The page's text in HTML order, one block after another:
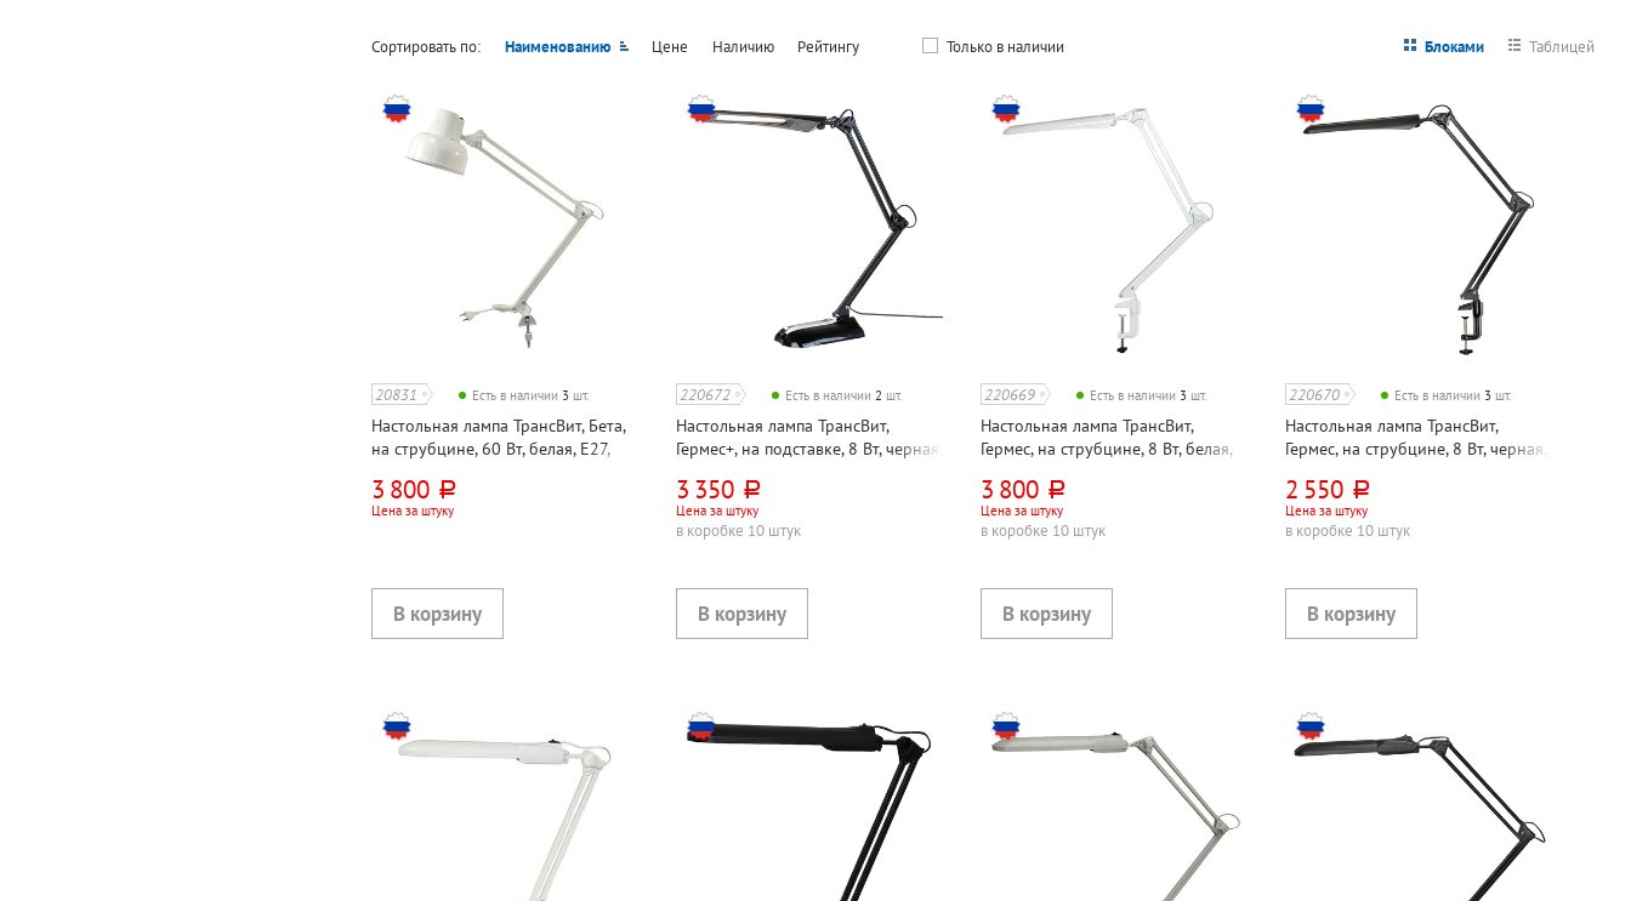
Сортировать по: Наименованию Цене Наличию Рейтингу Только в наличии Блоками Таблицей
20831 Есть в наличии 3 шт.
Настольная лампа ТрансВит, Бета,
на струбцине, 60 Вт, белая, E27,
3 800 руб.
Цена за штуку
220672 Есть в наличии2 шт.
Настольная лампа ТрансВит,
Гермес+, на подставке, 8 Вт, черная,
диммером, металл
3 350 руб.
Цена за штуку
в коробке 10 штук
220669 Есть в наличии 3 шт.
Настольная лампа ТрансВит,
Гермес, на струбцине, 8 Вт, белая,
3 800 руб.
Цена за штуку
в коробке 10 штук
220670 Есть в наличии 3 шт.
Настольная лампа ТрансВит,
Гермес, на струбцине, 8 Вт, черная,
диммером, металл
2 550 руб.
Цена за штуку
в коробке 10 штук